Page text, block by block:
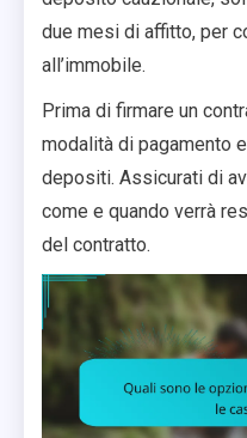
due mesi di affitto, per
all’immobile.
Prima di firmare un
modalità di pagamento
depositi. Assicurati di
come e quando verrà
del contratto.